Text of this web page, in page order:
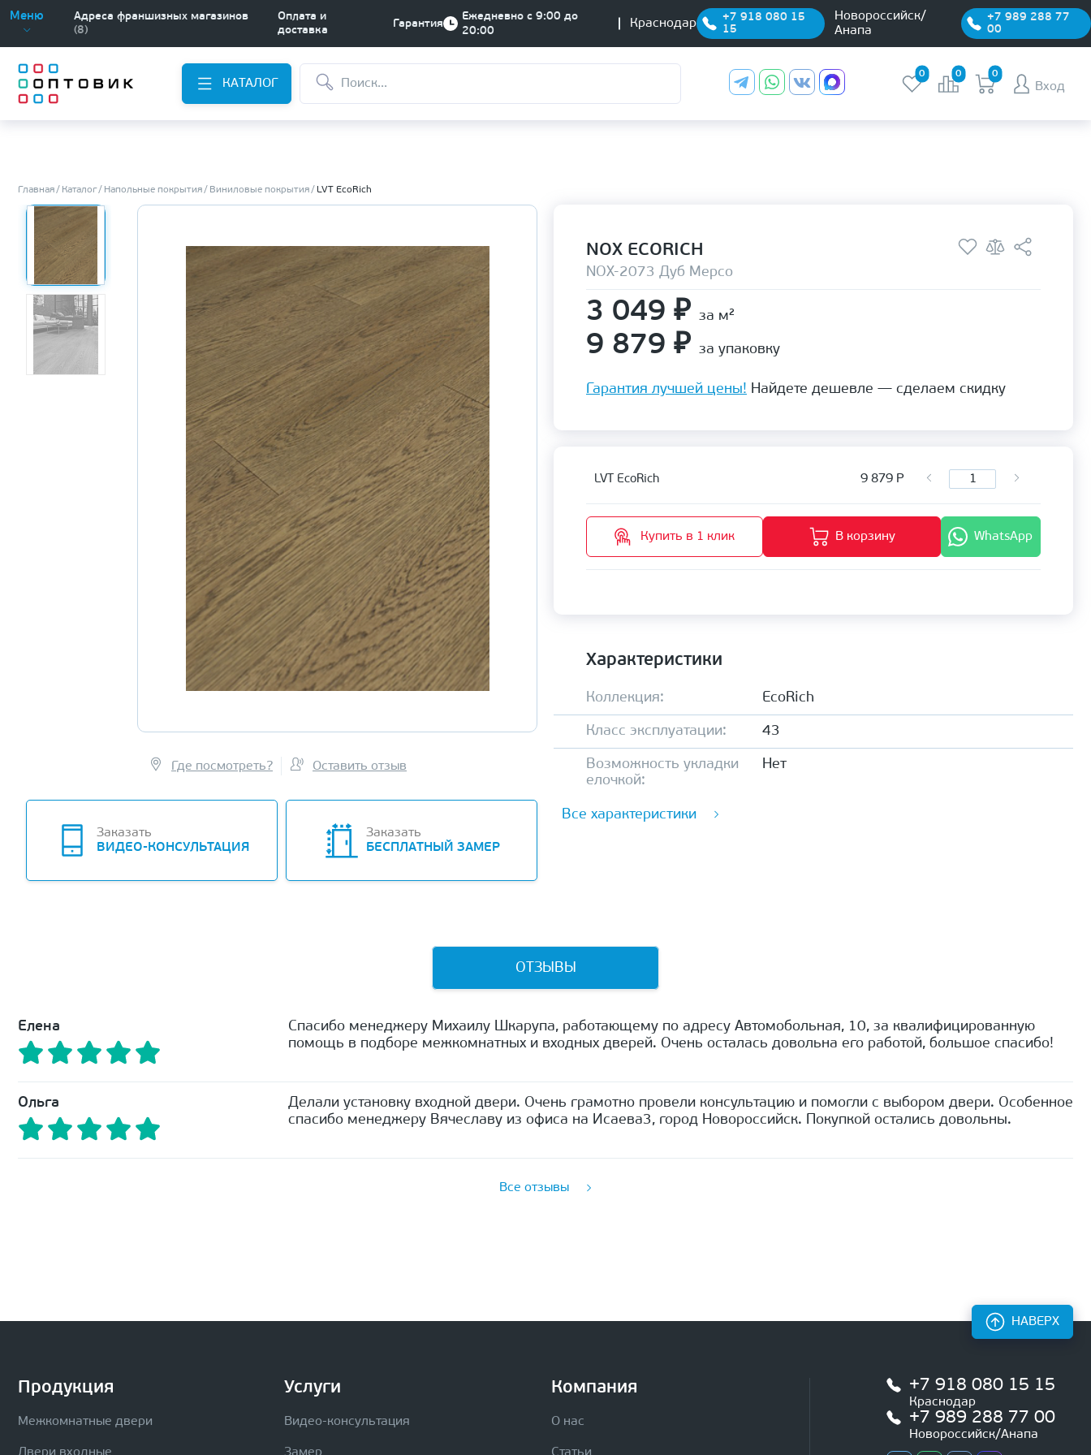
Меню
Адреса франшизных магазинов
(8)
Оплата и
доставка
Гарантия
Ежедневно с 9:00 до
20:00
Краснодар
+7 918 080 15
15
Новороссийск/
Анапа
+7 989 288 77
00
КАТАЛОГ
0 0 0
Вход
Главная Каталог Напольные покрытия Виниловые покрытия LVT EcoRich
Где посмотреть? Оставить отзыв
Заказать
ВИДЕО-КОНСУЛЬТАЦИЯ
Заказать
БЕСПЛАТНЫЙ ЗАМЕР
NOX ECORICH
NOX-2073 Дуб Мерсо
3 049 ₽ за м²
9 879 ₽ за упаковку
Гарантия лучшей цены! Найдете дешевле — сделаем скидку
LVT EcoRich 9 879 Р
Купить в 1 клик В корзину WhatsApp
Характеристики
Коллекция: EcoRich
Класс эксплуатации: 43
Возможность укладки
елочкой:
Нет
Все характеристики
ОТЗЫВЫ
Елена
Спасибо менеджеру Михаилу Шкарупа, работающему по адресу Автомобольная, 10, за квалифицированную
помощь в подборе межкомнатных и входных дверей. Очень осталась довольна его работой, большое спасибо!
Ольга
Делали установку входной двери. Очень грамотно провели консультацию и помогли с выбором двери. Особенное
спасибо менеджеру Вячеславу из офиса на Исаева3, город Новороссийск. Покупкой остались довольны.
Все отзывы
Продукция
Межкомнатные двери
Услуги
Видео-консультация
Компания
О нас
+7 918 080 15 15
Краснодар
+7 989 288 77 00
Новороссийск/Анапа
НАВЕРХ